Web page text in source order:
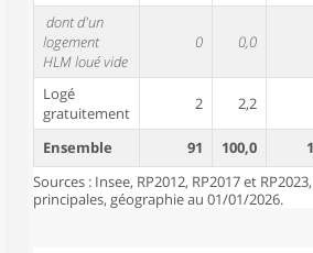
dont d'un
logement
HLM loué vide
0 0,0
Logé
gratuitement
2 2,2
Ensemble 91 100,0
Sources : Insee, RP2012, RP2017 et
principales, géographie au 01/01/2026.